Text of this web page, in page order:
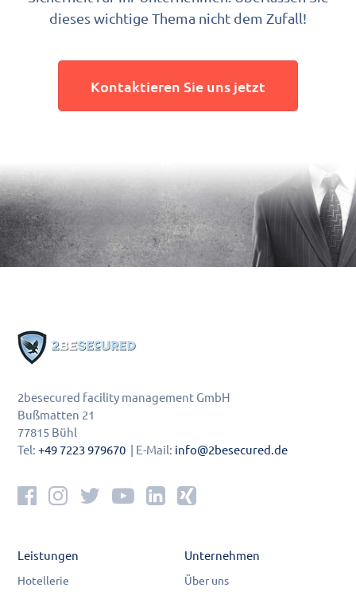
dieses wichtige Thema nicht dem Zufall!
Kontaktieren Sie uns jetzt
2besecured facility management GmbH
Bußmatten 21
77815 Bühl
Tel:+49 7223 979670 | E-Mail: info@2besecured.de
Leistungen
Hotellerie
Unternehmen
Über uns